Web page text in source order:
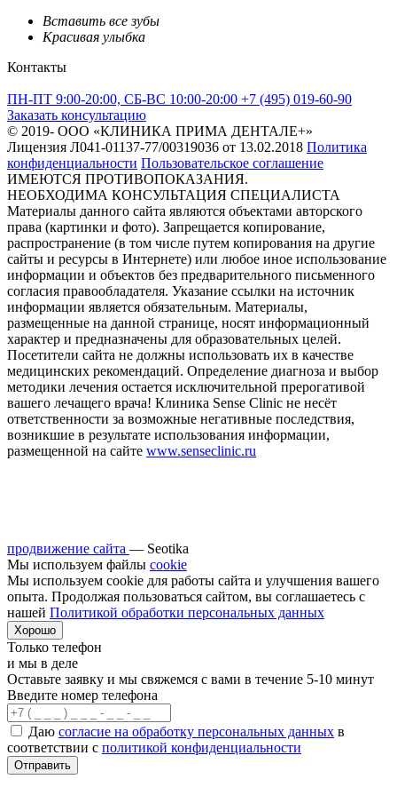
Вставить все зубы
Красивая улыбка
Контакты
ПН-ПТ 9:00-20:00, СБ-ВС 10:00-20:00 +7 (495) 019-60-90
Заказать консультацию
© 2019- ООО «КЛИНИКА ПРИМА ДЕНТАЛЕ+»
Лицензия Л041-01137-77/00319036 от 13.02.2018 Политика
конфиденциальности Пользовательское соглашение
ИМЕЮТСЯ ПРОТИВОПОКАЗАНИЯ.
НЕОБХОДИМА КОНСУЛЬТАЦИЯ СПЕЦИАЛИСТА
Материалы данного сайта являются объектами авторского
права (картинки и фото). Запрещается копирование,
распространение (в том числе путем копирования на другие
сайты и ресурсы в Интернете) или любое иное использование
информации и объектов без предварительного письменного
согласия правообладателя. Указание ссылки на источник
информации является обязательным. Материалы,
размещенные на данной странице, носят информационный
характер и предназначены для образовательных целей.
Посетители сайта не должны использовать их в качестве
медицинских рекомендаций. Определение диагноза и выбор
методики лечения остается исключительной прерогативой
вашего лечащего врача! Клиника Sense Clinic не несёт
ответственности за возможные негативные последствия,
возникшие в результате использования информации,
размещенной на сайте www.senseclinic.ru
продвижение сайта — Seotika
Мы используем файлы cookie
Мы используем cookie для работы сайта и улучшения вашего
опыта. Продолжая пользоваться сайтом, вы соглашаетесь с
нашей Политикой обработки персональных данных
Хорошо
Только телефон
и мы в деле
Оставьте заявку и мы свяжемся с вами в течение 5-10 минут
Введите номер телефона
Даю согласие на обработку персональных данных в
соответствии с политикой конфиденциальности
Отправить